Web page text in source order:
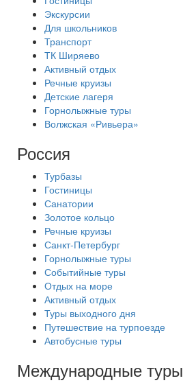
Экскурсии
Для школьников
Транспорт
ТК Ширяево
Активный отдых
Речные круизы
Детские лагеря
Горнолыжные туры
Волжская «Ривьера»
Россия
Турбазы
Гостиницы
Санатории
Золотое кольцо
Речные круизы
Санкт-Петербург
Горнолыжные туры
Событийные туры
Отдых на море
Активный отдых
Туры выходного дня
Путешествие на турпоезде
Автобусные туры
Международные туры